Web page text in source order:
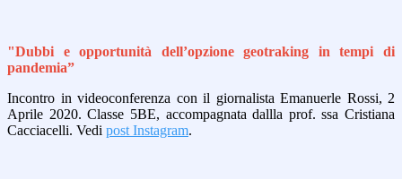
"Dubbi e opportunità dell’opzione geotraking in tempi di
pandemia”
Incontro in videoconferenza con il giornalista Emanuerle Rossi, 2
Aprile 2020. Classe 5BE, accompagnata dallla prof. ssa Cristiana
Cacciacelli. Vedi post Instagram.